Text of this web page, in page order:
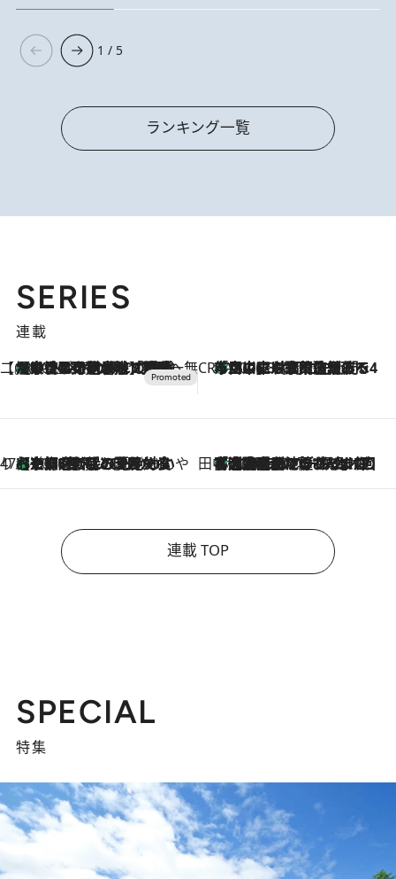
1 / 5
ランキング一覧
SERIES
連載
【CREA×星野リゾート】唯一無二。癒しと発見が待つ場所へ
2026.8.7
【トンボの足水浴】ヒノキの香りに包まれて涼感マックス！約13℃の湧水かけ流しを避暑地「星野温泉 トンボの湯」で体験 CREA'S CHOICE
2026.8.7
「立川にも歌舞伎があるんだよ」 片岡仁左衛門・市川中車ら豪華座組みで4年目の立川立飛歌舞伎へ
47都道府県の手みやげ ひんやりスイーツで夏を満喫
2026.8.7
【京都府】この夏絶対食べたい 冷やしておいしいおやつ3選 ひと口目から心を掴む新緑のテリーヌ 田中稲の勝手に再ブーム
2026.8.7
「湘南乃風に憧れて」観客大盛上がりの“タオル回し”に、ラッパー顔負けの高速歌唱まで…さだまさし（74）のアグレッシブすぎる現在地
連載 TOP
SPECIAL
特集